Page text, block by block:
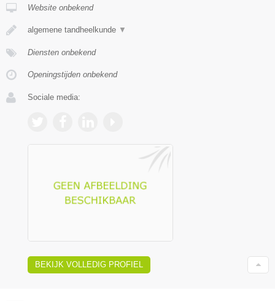
Website onbekend
algemene tandheelkunde ▼
Diensten onbekend
Openingstijden onbekend
Sociale media:
BEKIJK VOLLEDIG PROFIEL